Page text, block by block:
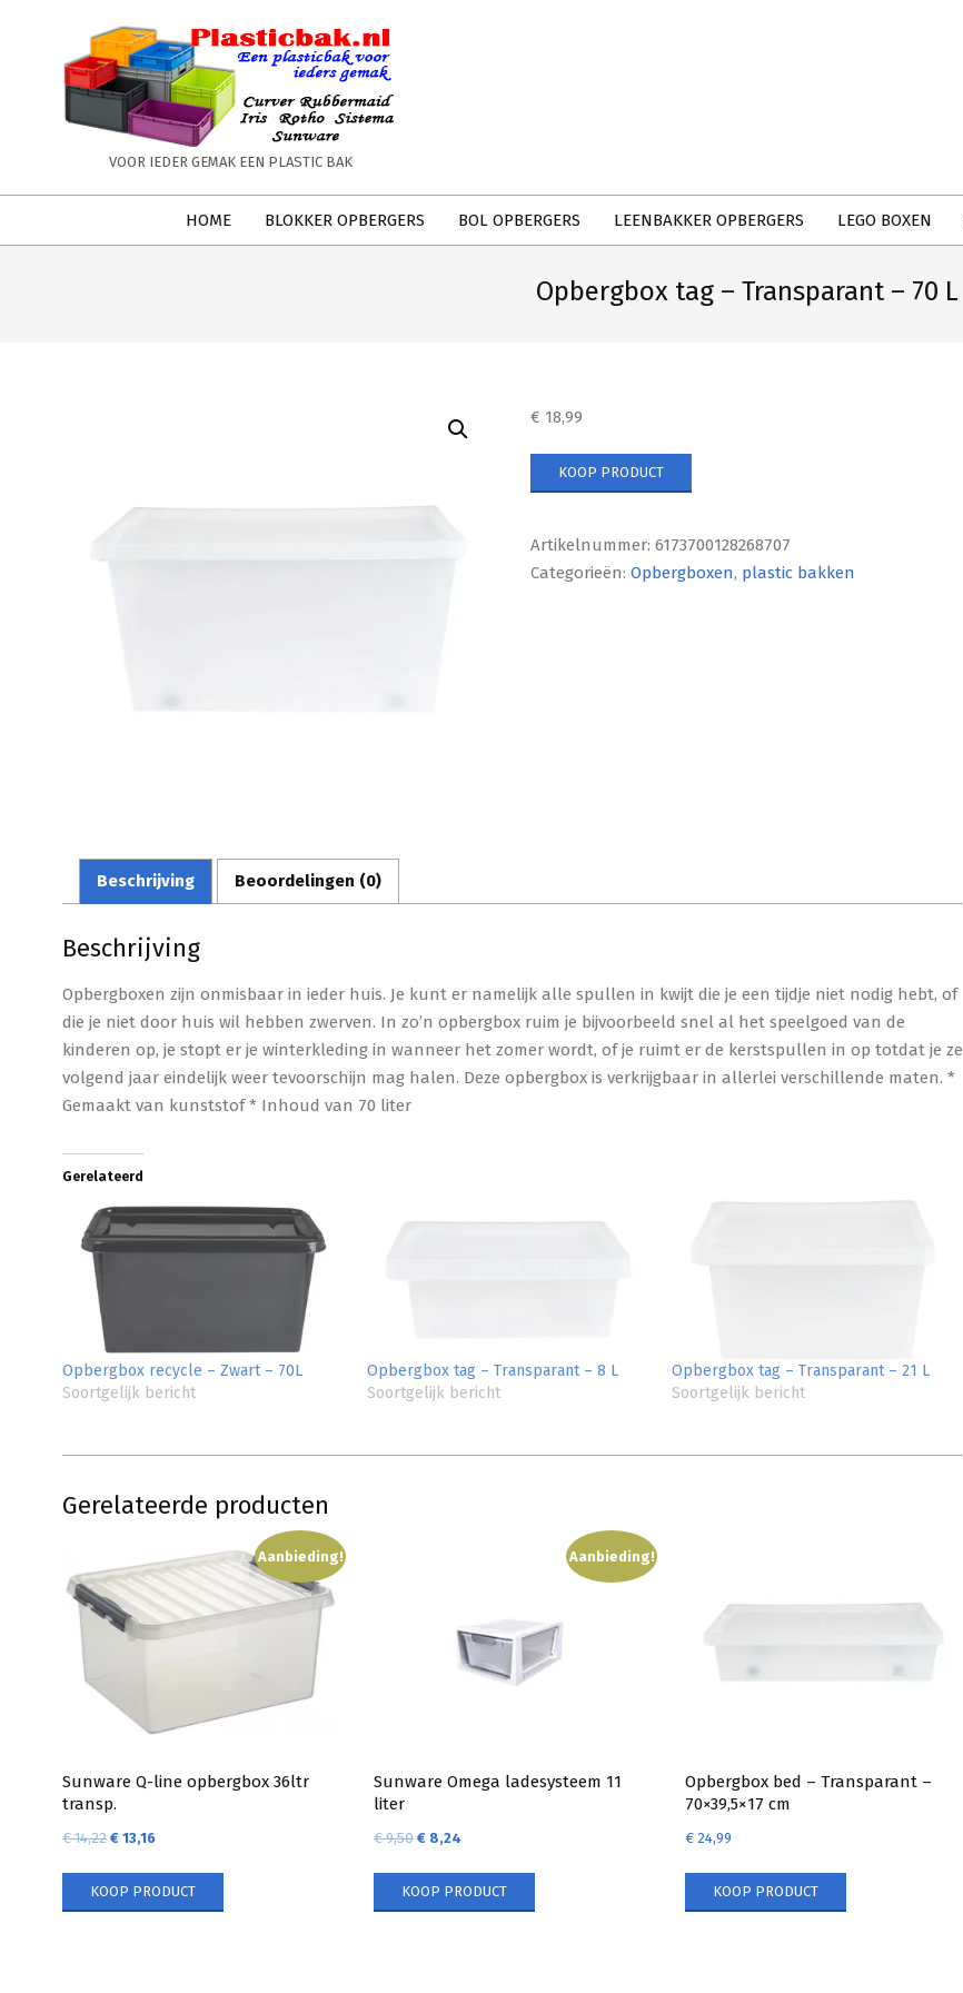
PLASTICBAK.NL
VOOR IEDER GEMAK EEN PLASTIC BAK
HOME BLOKKER OPBERGERS BOL OPBERGERS LEENBAKKER OPBERGERS LEGO BOXEN
Opbergbox tag – Transparant – 70 L
€ 18,99
KOOP PRODUCT
Artikelnummer:6173700128268707
Categorieën:Opbergboxen, plastic bakken
Beschrijving Beoordelingen (0)
Beschrijving
Opbergboxen zijn onmisbaar in ieder huis. Je kunt er namelijk alle spullen in kwijt die je een tijdje niet nodig hebt, of
die je niet door huis wil hebben zwerven. In zo’n opbergbox ruim je bijvoorbeeld snel al het speelgoed van de
kinderen op, je stopt er je winterkleding in wanneer het zomer wordt, of je ruimt er de kerstspullen in op totdat je ze
volgend jaar eindelijk weer tevoorschijn mag halen. Deze opbergbox is verkrijgbaar in allerlei verschillende maten. *
Gemaakt van kunststof * Inhoud van 70 liter
Gerelateerd
Opbergbox recycle – Zwart – 70L
Soortgelijk bericht
Opbergbox tag – Transparant – 8 L
Soortgelijk bericht
Opbergbox tag – Transparant – 21 L
Soortgelijk bericht
Gerelateerde producten
Aanbieding!
Sunware Q-line opbergbox 36ltr
transp.
€14,22 € 13,16
KOOP PRODUCT
Aanbieding!
Sunware Omega ladesysteem 11
liter
€9,50 €8,24
KOOP PRODUCT
Opbergbox bed – Transparant –
70×39,5×17 cm
€24,99
KOOP PRODUCT